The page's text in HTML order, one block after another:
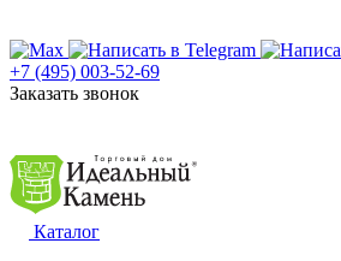
+7 (495) 003-52-69
Заказать звонок
Каталог